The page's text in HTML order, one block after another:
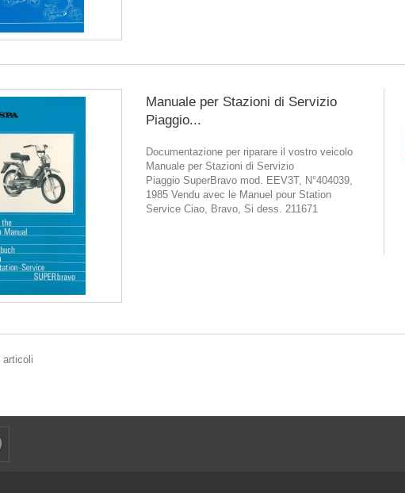
Manuale per Stazioni di Servizio
Piaggio...
Documentazione per riparare il vostro veicolo
Manuale per Stazioni di Servizio
Piaggio SuperBravo mod. EEV3T, N°404039,
1985 Vendu avec le Manuel pour Station
Service Ciao, Bravo, Si dess. 211671
articoli